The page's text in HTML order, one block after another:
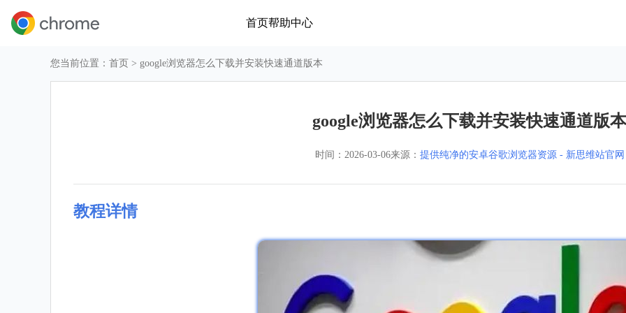
首页帮助中心
您当前位置： 首页 > google浏览器怎么下载并安装快速通道版本
google浏览器怎么下载并安装快速通道版本
时间： 2026-03-06来源： 提供纯净的安卓谷歌浏览器资源 - 新思维站官网
教程详情